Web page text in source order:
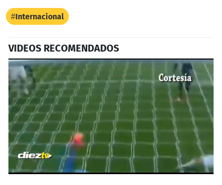
Internacional
VIDEOS RECOMENDADOS